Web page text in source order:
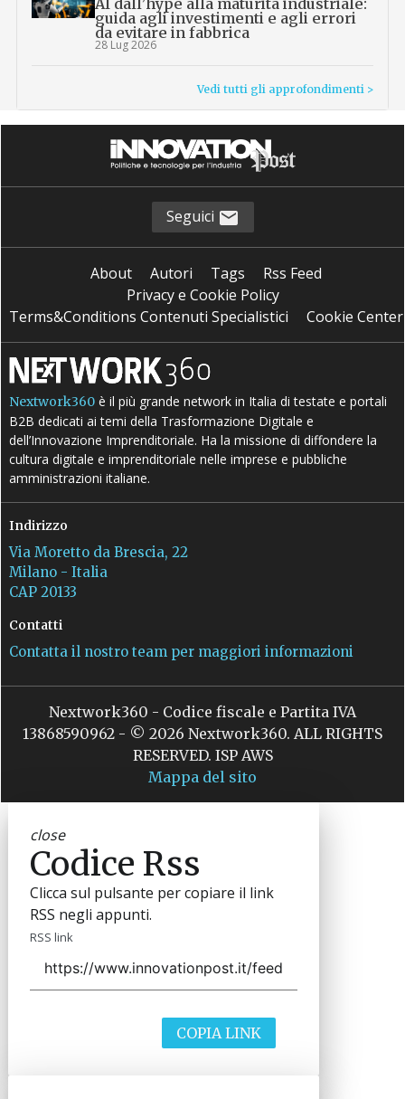
AI dall’hype alla maturità industriale:
guida agli investimenti e agli errori
da evitare in fabbrica
28 Lug 2026
Vedi tutti gli approfondimenti >
Seguici
About Autori Tags
Rss Feed
Privacy e Cookie Policy
Terms&Conditions Contenuti Specialistici
Cookie Center
Nextwork360 è il più grande network in Italia di testate e portali
B2B dedicati ai temi della Trasformazione Digitale e
dell’Innovazione Imprenditoriale. Ha la missione di diffondere la
cultura digitale e imprenditoriale nelle imprese e pubbliche
amministrazioni italiane.
Indirizzo
Via Moretto da Brescia, 22
Milano - Italia
CAP 20133
Contatti
Contatta il nostro team per maggiori informazioni
Nextwork360 - Codice fiscale e Partita IVA
13868590962 - © 2026 Nextwork360. ALL RIGHTS
RESERVED. ISP AWS
Mappa del sito
close
Codice Rss
Clicca sul pulsante per copiare il link
RSS negli appunti.
RSS link
COPIA LINK